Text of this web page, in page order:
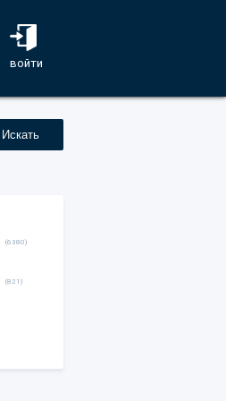
войти
Искать
(6380)
(821)